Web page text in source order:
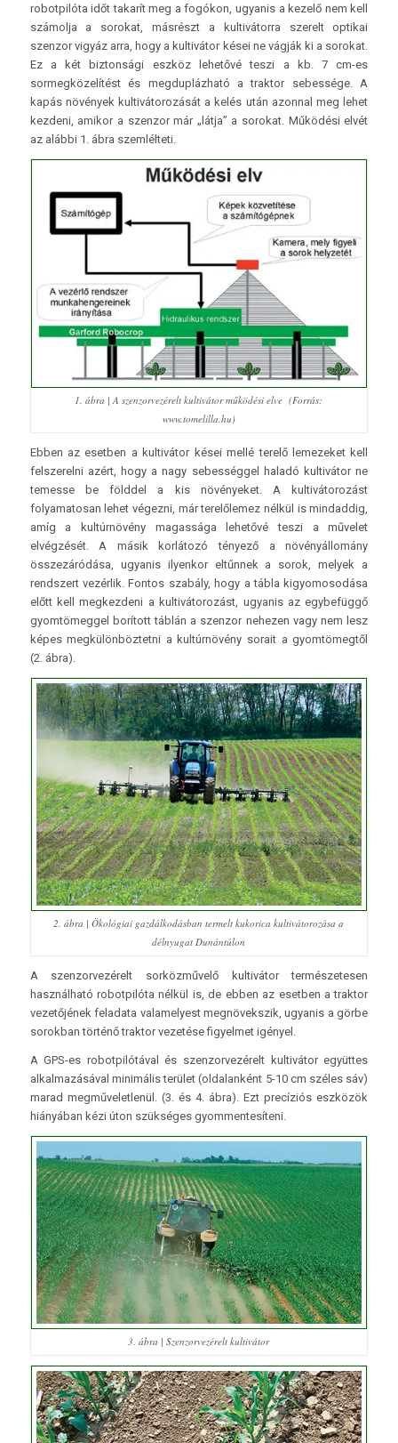
robotpilóta időt takarít meg a fogókon, ugyanis a kezelő nem kell
számolja a sorokat, másrészt a kultivátorra szerelt optikai
szenzor vigyáz arra, hogy a kultivátor kései ne vágják ki a sorokat.
Ez a két biztonsági eszköz lehetővé teszi a kb. 7 cm-es
sormegközelítést és megduplázható a traktor sebessége. A
kapás növények kultivátorozását a kelés után azonnal meg lehet
kezdeni, amikor a szenzor már „látja” a sorokat. Működési elvét
az alábbi 1. ábra szemlélteti.
1. ábra | A szenzorvezérelt kultivátor működési elve (Forrás:
www.tomelilla.hu)
Ebben az esetben a kultivátor kései mellé terelő lemezeket kell
felszerelni azért, hogy a nagy sebességgel haladó kultivátor ne
temesse be földdel a kis növényeket. A kultivátorozást
folyamatosan lehet végezni, már terelőlemez nélkül is mindaddig,
amíg a kultúrnövény magassága lehetővé teszi a művelet
elvégzését. A másik korlátozó tényező a növényállomány
összezáródása, ugyanis ilyenkor eltűnnek a sorok, melyek a
rendszert vezérlik. Fontos szabály, hogy a tábla kigyomosodása
előtt kell megkezdeni a kultivátorozást, ugyanis az egybefüggő
gyomtömeggel borított táblán a szenzor nehezen vagy nem lesz
képes megkülönböztetni a kultúrnövény sorait a gyomtömegtől
(2. ábra).
2. ábra | Ökológiai gazdálkodásban termelt kukorica kultivátorozása a
délnyugat Dunántúlon
A szenzorvezérelt sorközművelő kultivátor természetesen
használható robotpilóta nélkül is, de ebben az esetben a traktor
vezetőjének feladata valamelyest megnövekszik, ugyanis a görbe
sorokban történő traktor vezetése figyelmet igényel.
A GPS-es robotpilótával és szenzorvezérelt kultivátor együttes
alkalmazásával minimális terület (oldalanként 5-10 cm széles sáv)
marad megműveletlenül. (3. és 4. ábra). Ezt precíziós eszközök
hiányában kézi úton szükséges gyommentesíteni.
3. ábra | Szenzorvezérelt kultivátor